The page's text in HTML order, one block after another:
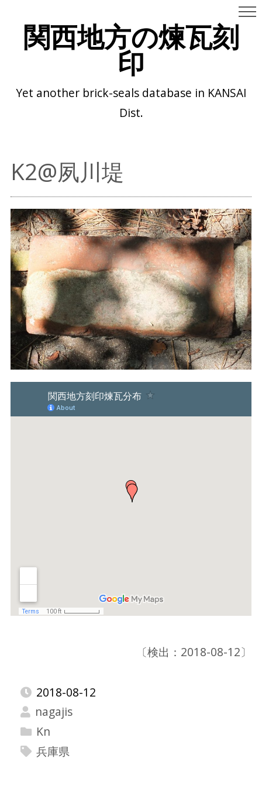
関西地方の煉瓦刻
印
Yet another brick-seals database in KANSAI
Dist.
K2@夙川堤
〔検出：2018-08-12〕
2018-08-12
nagajis
Kn
兵庫県